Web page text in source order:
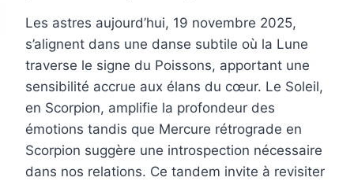
Les astres aujourd’hui, 19 novembre 2025,
s’alignent dans une danse subtile où la Lune
traverse le signe du Poissons, apportant une
sensibilité accrue aux élans du cœur. Le Soleil,
en Scorpion, amplifie la profondeur des
émotions tandis que Mercure rétrograde en
Scorpion suggère une introspection nécessaire
dans nos relations. Ce tandem invite à revisiter